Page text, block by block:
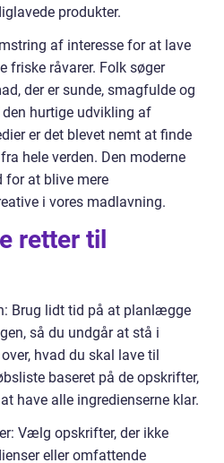
produkter.
af interesse for at lave
friske råvarer. Folk søger
der er sunde, smagfulde og
hurtige udvikling af
er det blevet nemt at finde
hele verden. Den moderne
for at blive mere
i vores madlavning.
retter til
Brug lidt tid på at planlægge
så du undgår at stå i
hvad du skal lave til
baseret på de opskrifter,
have alle ingredienserne klar.
Vælg opskrifter, der ikke
eller omfattende